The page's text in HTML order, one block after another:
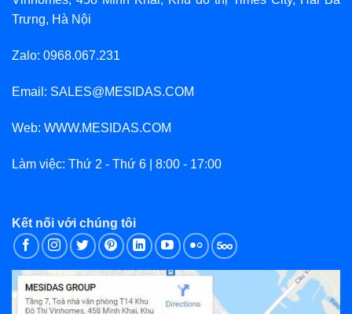
Trưng, Hà Nội
Zalo: 0968.067.231
Email: SALES@MESIDAS.COM
Web: WWW.MESIDAS.COM
Làm việc: Thứ 2 - Thứ 6 | 8:00 - 17:00
Kết nối với chúng tôi